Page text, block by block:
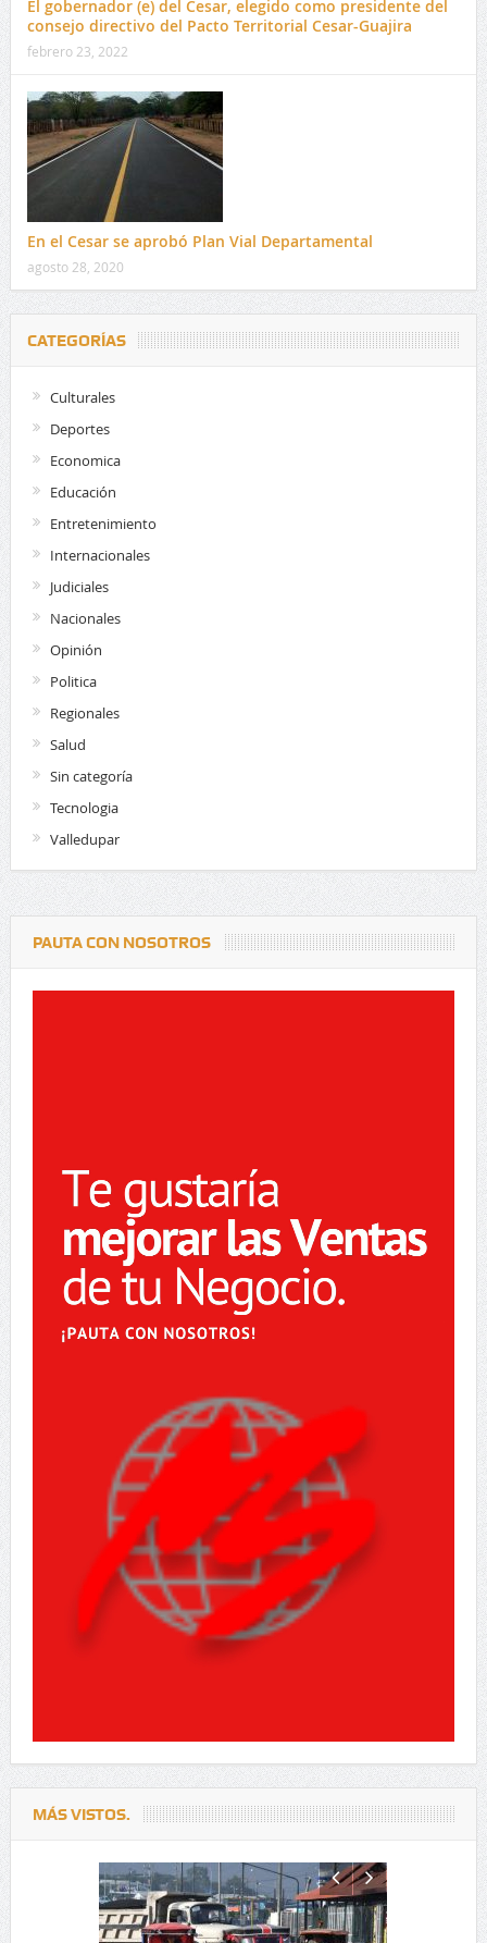
El gobernador (e) del Cesar, elegido como presidente del
consejo directivo del Pacto Territorial Cesar-Guajira
febrero 23, 2022
En el Cesar se aprobó Plan Vial Departamental
agosto 28, 2020
CATEGORÍAS
Culturales
Deportes
Economica
Educación
Entretenimiento
Internacionales
Judiciales
Nacionales
Opinión
Politica
Regionales
Salud
Sin categoría
Tecnologia
Valledupar
PAUTA CON NOSOTROS
MÁS VISTOS.